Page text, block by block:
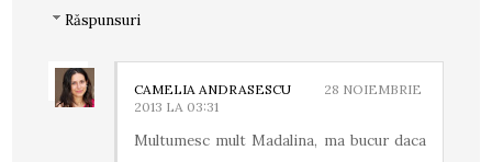
Răspunsuri
CAMELIA ANDRASESCU
28 NOIEMBRIE
2013 LA 03:31
Multumesc mult Madalina, ma bucur daca